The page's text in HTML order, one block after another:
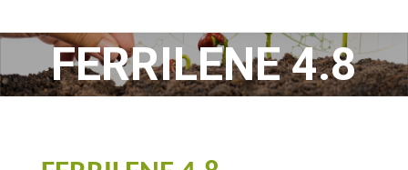
FERRILENE 4.8
Vous êtes ici :